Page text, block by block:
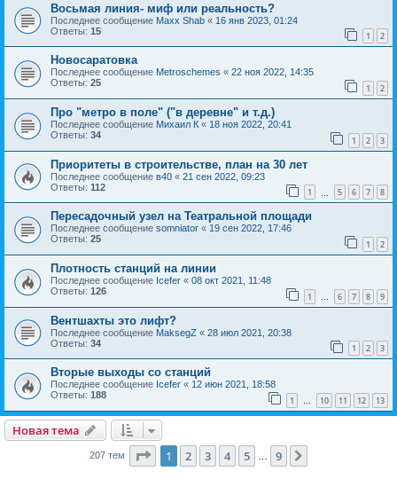
Восьмая линия- миф или реальность?
Последнее сообщение Maxx Shab « 16 янв 2023, 01:24
Ответы: 15 1 2
Новосаратовка
Последнее сообщение Metroschemes « 22 ноя 2022, 14:35
Ответы: 25 1 2
Про "метро в поле" ("в деревне" и т.д.)
Последнее сообщение Михаил К « 18 ноя 2022, 20:41
Ответы: 34 1 2 3
Приоритеты в строительстве, план на 30 лет
Последнее сообщение в40 « 21 сен 2022, 09:23
Ответы: 112 1 5 6 7 8
Пересадочный узел на Театральной площади
Последнее сообщение somniator « 19 сен 2022, 17:46
Ответы: 25 1 2
Плотность станций на линии
Последнее сообщение Icefer « 08 окт 2021, 11:48
Ответы: 126 1 6 7 8 9
Вентшахты это лифт?
Последнее сообщение MaksegZ « 28 июл 2021, 20:38
Ответы: 34 1 2 3
Вторые выходы со станций
Последнее сообщение Icefer « 12 июн 2021, 18:58
Ответы: 188 1 … 10 11 12 13
Новая тема
207 тем Страница из
1 2 3 4 5 9